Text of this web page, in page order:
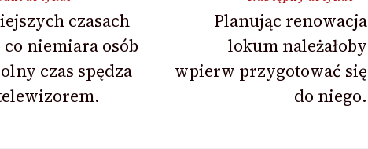
czasach
niemiara osób
czas spędza
Planując renowacja
lokum należałoby
wpierw przygotować się
do niego.